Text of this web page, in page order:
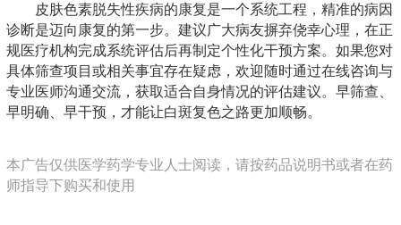
皮肤色素脱失性疾病的康复是一个系统工程，精准的病因
诊断是迈向康复的第一步。建议广大病友摒弃侥幸心理，在正
规医疗机构完成系统评估后再制定个性化干预方案。如果您对
具体筛查项目或相关事宜存在疑虑，欢迎随时通过在线咨询与
专业医师沟通交流，获取适合自身情况的评估建议。早筛查、
早明确、早干预，才能让白斑复色之路更加顺畅。
本广告仅供医学药学专业人士阅读，请按药品说明书或者在药
师指导下购买和使用